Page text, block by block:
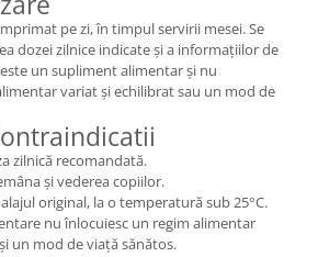
pe zi, în timpul servirii mesei. Se
dozei zilnice indicate și a informațiilor de
un supliment alimentar și nu
variat și echilibrat sau un mod de
zilnică recomandată.
și vederea copiilor.
original, la o temperatură sub 25°C.
nu înlocuiesc un regim alimentar
un mod de viață sănătos.